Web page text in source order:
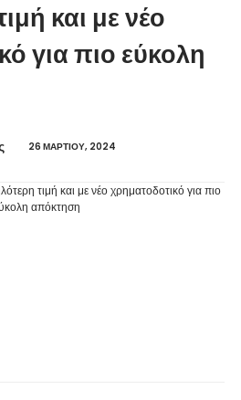
και με νέο
για πιο εύκολη
26 ΜΑΡΤΊΟΥ, 2024